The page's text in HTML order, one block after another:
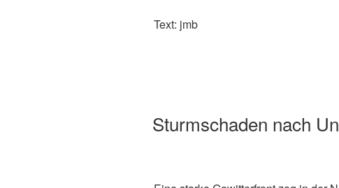
Text: jmb
Sturmschaden nach